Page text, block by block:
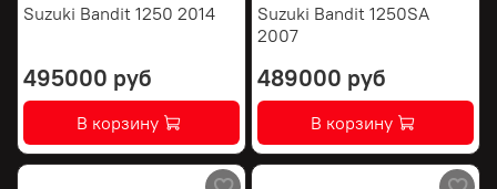
Suzuki Bandit 1250 2014
495000 руб
В корзину
Suzuki Bandit 1250SA
2007
489000 руб
В корзину